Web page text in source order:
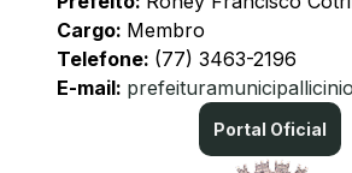
Cargo: Membro
Telefone: (77) 3463-2196
E-mail:
Portal Oficial